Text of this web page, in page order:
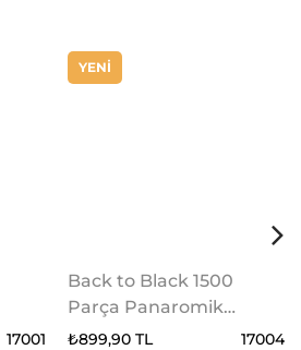
17001
YENİ
Back to Black 1500
Parça Panaromik
Puzzle
₺899,90 TL 17004